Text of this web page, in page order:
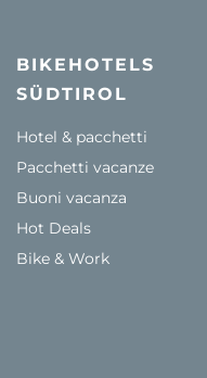
BIKEHOTELS
SÜDTIROL
Hotel & pacchetti
Pacchetti vacanze
Buoni vacanza
Hot Deals
Bike & Work